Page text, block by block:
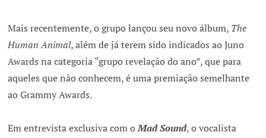
Mais recentemente, o grupo lançou seu novo álbum, The
Human Animal, além de já terem sido indicados ao Juno
Awards na categoria “grupo revelação do ano”, que para
aqueles que não conhecem, é uma premiação semelhante
ao Grammy Awards.
Em entrevista exclusiva com oMad Sound, o vocalista